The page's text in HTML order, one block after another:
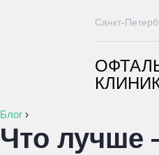
Санкт-
Блог ›
Что лучше